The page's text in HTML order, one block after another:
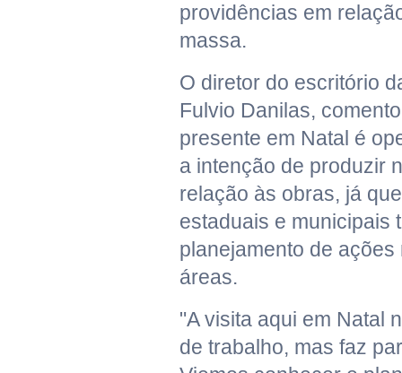
providências em
massa.
O diretor do escritório
Fulvio Danilas,
presente em Natal é
a intenção de produzir
relação às obras, já
estaduais e municipais
planejamento de
áreas.
"A visita aqui em Natal
de trabalho, mas faz